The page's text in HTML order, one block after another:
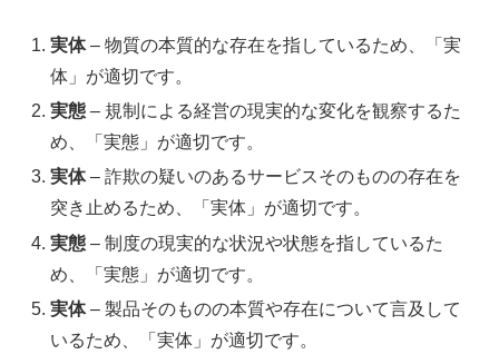
実体– 物質の本質的な存在を指しているため、「実
体」が適切です。
実態 – 規制による経営の現実的な変化を観察するた
め、「実態」が適切です。
実体– 詐欺の疑いのあるサービスそのものの存在を
突き止めるため、「実体」が適切です。
実態 – 制度の現実的な状況や状態を指しているた
め、「実態」が適切です。
実体– 製品そのものの本質や存在について言及して
いるため、「実体」が適切です。